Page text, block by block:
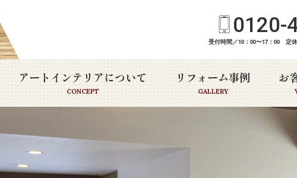
0120-
受付時間／10：00〜17：00 定
アートインテリアについて
CONCEPT
リフォーム事例
GALLERY
お